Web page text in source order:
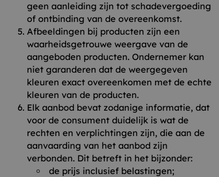
geen aanleiding zijn tot schadevergoeding
of ontbinding van de overeenkomst.
Afbeeldingen bij producten zijn een
waarheidsgetrouwe weergave van de
aangeboden producten. Ondernemer kan
niet garanderen dat de weergegeven
kleuren exact overeenkomen met de echte
kleuren van de producten.
Elk aanbod bevat zodanige informatie, dat
voor de consument duidelijk is wat de
rechten en verplichtingen zijn, die aan de
aanvaarding van het aanbod zijn
verbonden. Dit betreft in het bijzonder:
de prijs inclusief belastingen;